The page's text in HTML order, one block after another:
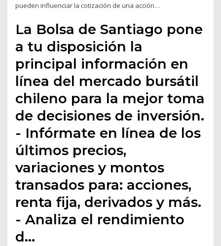
pueden influenciar la cotización de una acción…
‎La Bolsa de Santiago pone
a tu disposición la
principal información en
línea del mercado bursátil
chileno para la mejor toma
de decisiones de inversión.
- Infórmate en línea de los
últimos precios,
variaciones y montos
transados para: acciones,
renta fija, derivados y más.
- Analiza el rendimiento
d…